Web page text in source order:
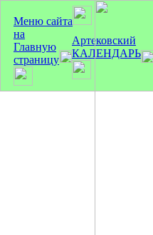
Меню сайта
на
Главную
страницу
Артековский
КАЛЕНДАРЬ